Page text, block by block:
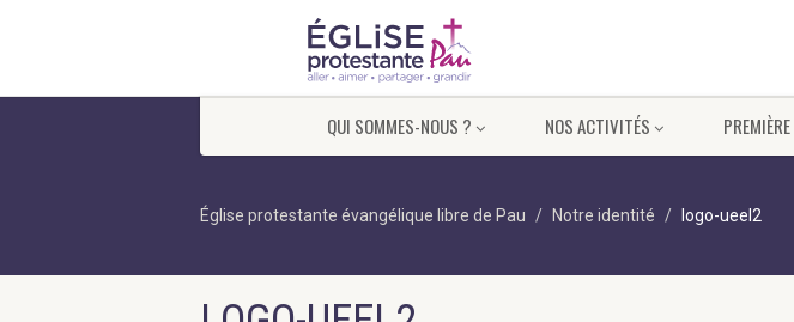
QUI SOMMES-NOUS ? NOS ACTIVITÉS
Église protestante évangélique libre de Pau Notre identité logo-ueel2